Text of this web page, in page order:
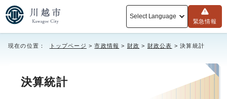
Select Language
緊急情報
現在の位置： トップページ >市政情報 > 財政 > 財政公表 > 決算統計
決算統計